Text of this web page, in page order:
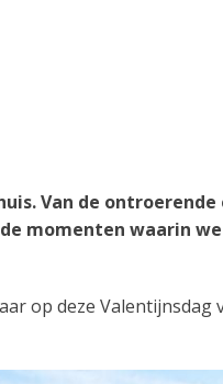
Van de
momenten waarin
op deze Valentijnsdag